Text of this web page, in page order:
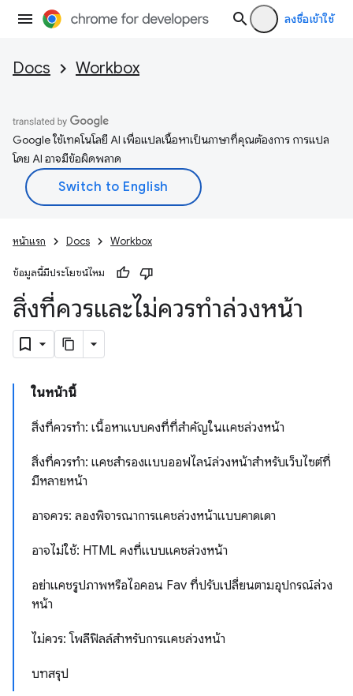
ลงชื่อเข้าใช้
Docs Workbox
Google ใช้เทคโนโลยี AI เพื่อแปลเนื้อหาเป็นภาษาที่คุณต้องการ การแปล
โดย AI อาจมีข้อผิดพลาด
หน้าแรก Docs Workbox
ข้อมูลนี้มีประโยชน์ไหม
สิ่งที่ควรและไม่ควรทำล่วงหน้า
ในหน้านี้
สิ่งที่ควรทำ: เนื้อหาแบบคงที่ที่สำคัญในแคชล่วงหน้า
สิ่งที่ควรทำ: แคชสำรองแบบออฟไลน์ล่วงหน้าสำหรับเว็บไซต์ที่
มีหลายหน้า
อาจควร: ลองพิจารณาการแคชล่วงหน้าแบบคาดเดา
อาจไม่ใช้: HTML คงที่แบบแคชล่วงหน้า
อย่าแคชรูปภาพหรือไอคอน Fav ที่ปรับเปลี่ยนตามอุปกรณ์ล่วง
หน้า
ไม่ควร: โพลีฟิลล์สำหรับการแคชล่วงหน้า
บทสรุป